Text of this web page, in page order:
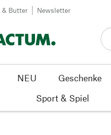
& Butter Newsletter
NEU Geschenke
Sport & Spiel